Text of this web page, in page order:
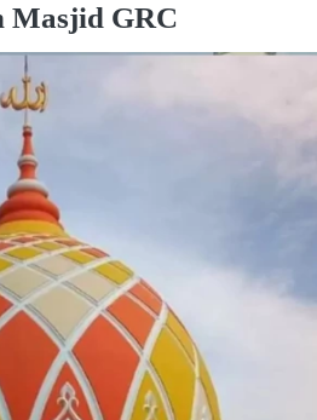
Masjid GRC